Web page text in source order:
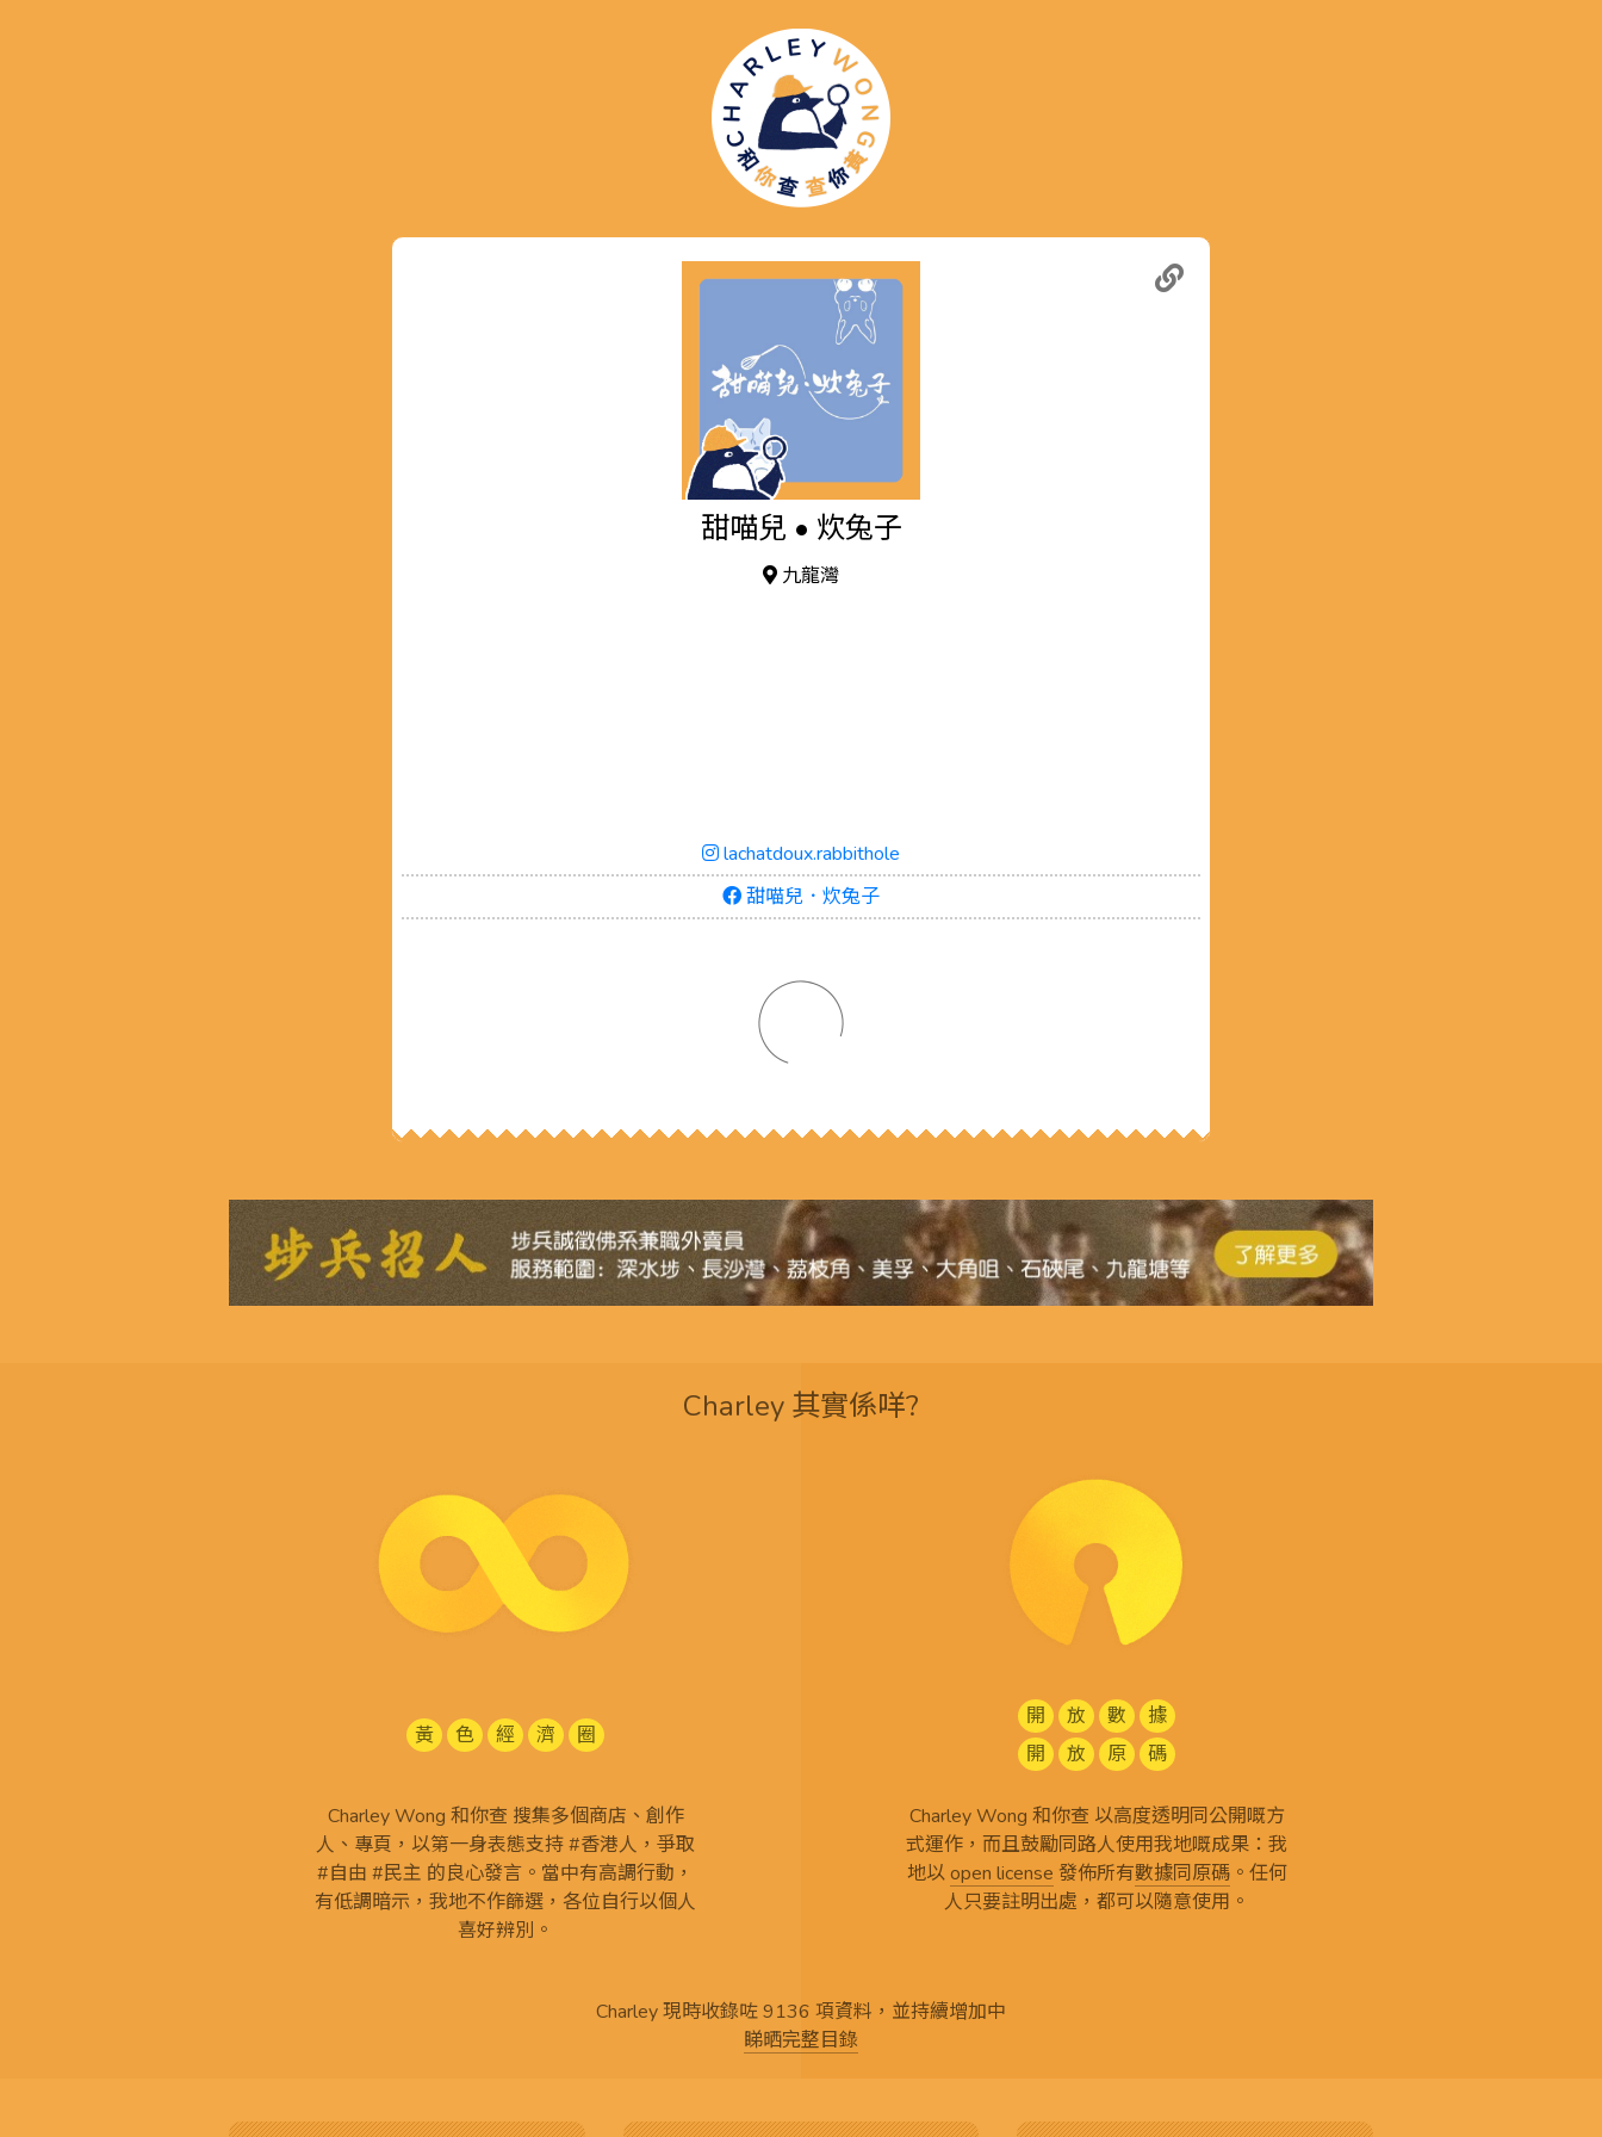
甜喵兒 • 炊兔子
九龍灣
lachatdoux.rabbithole
甜喵兒．炊兔子
Charley 其實係咩?
黃 色 經 濟 圈
Charley Wong 和你查 搜集多個商店、創作
人、專頁，以第一身表態支持 #香港人，爭取
#自由 #民主 的良心發言。當中有高調行動，
有低調暗示，我地不作篩選，各位自行以個人
喜好辨別。
開 放 數
據
開
放 原 碼
Charley Wong 和你查 以高度透明同公開嘅方
式運作，而且鼓勵同路人使用我地嘅成果：我
地以open license 發佈所有數據同原碼。任何
人只要註明出處，都可以隨意使用。
Charley 現時收錄咗 9136 項資料，並持續增加中
睇晒完整目錄